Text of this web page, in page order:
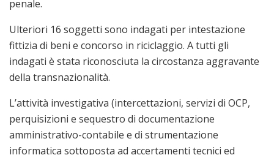
penale.
Ulteriori 16 soggetti sono indagati per intestazione
fittizia di beni e concorso in riciclaggio. A tutti gli
indagati è stata riconosciuta la circostanza aggravante
della transnazionalità.
L’attività investigativa (intercettazioni, servizi di OCP,
perquisizioni e sequestro di documentazione
amministrativo-contabile e di strumentazione
informatica sottoposta ad accertamenti tecnici ed